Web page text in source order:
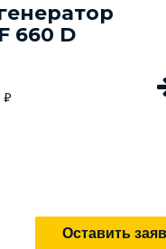
660 D
Оставить